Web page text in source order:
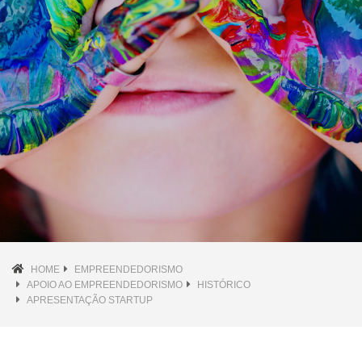
HOME
EMPREENDEDORISMO
APOIO AO EMPREENDEDORISMO
HISTÓRICO
APRESENTAÇÃO STARTUP